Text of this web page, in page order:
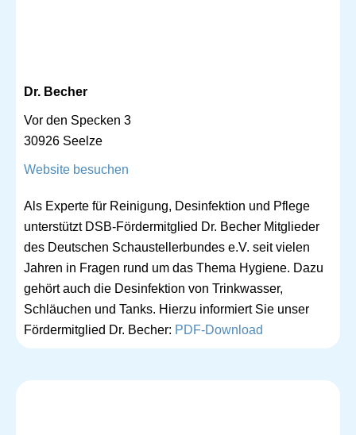
Dr. Becher
Vor den Specken 3
30926 Seelze
Website besuchen
Als Experte für Reinigung, Desinfektion und Pflege
unterstützt DSB-Fördermitglied Dr. Becher Mitglieder
des Deutschen Schaustellerbundes e.V. seit vielen
Jahren in Fragen rund um das Thema Hygiene. Dazu
gehört auch die Desinfektion von Trinkwasser,
Schläuchen und Tanks. Hierzu informiert Sie unser
Fördermitglied Dr. Becher: PDF-Download